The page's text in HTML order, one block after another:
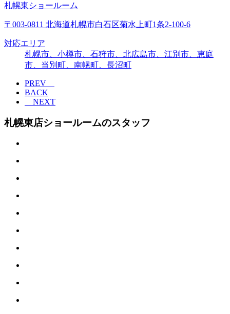
札幌東ショールーム
〒003-0811 北海道札幌市白石区菊水上町1条2-100-6
対応エリア
札幌市、小樽市、石狩市、北広島市、江別市、恵庭
市、当別町、南幌町、長沼町
PREV
BACK
NEXT
札幌東店ショールームのスタッフ